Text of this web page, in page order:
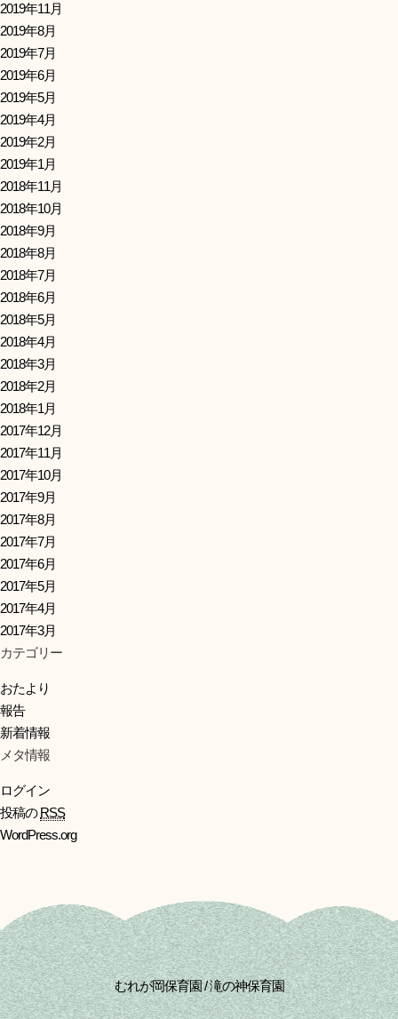
2019年11月
2019年8月
2019年7月
2019年6月
2019年5月
2019年4月
2019年2月
2019年1月
2018年11月
2018年10月
2018年9月
2018年8月
2018年7月
2018年6月
2018年5月
2018年4月
2018年3月
2018年2月
2018年1月
2017年12月
2017年11月
2017年10月
2017年9月
2017年8月
2017年7月
2017年6月
2017年5月
2017年4月
2017年3月
カテゴリー
おたより
報告
新着情報
メタ情報
ログイン
投稿のRSS
WordPress.org
むれが岡保育園 / 滝の神保育園